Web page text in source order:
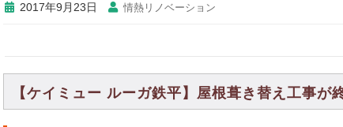
2017年9月23日 情熱リノベーション
【ケイミュー ルーガ鉄平】屋根葺き替え工事が